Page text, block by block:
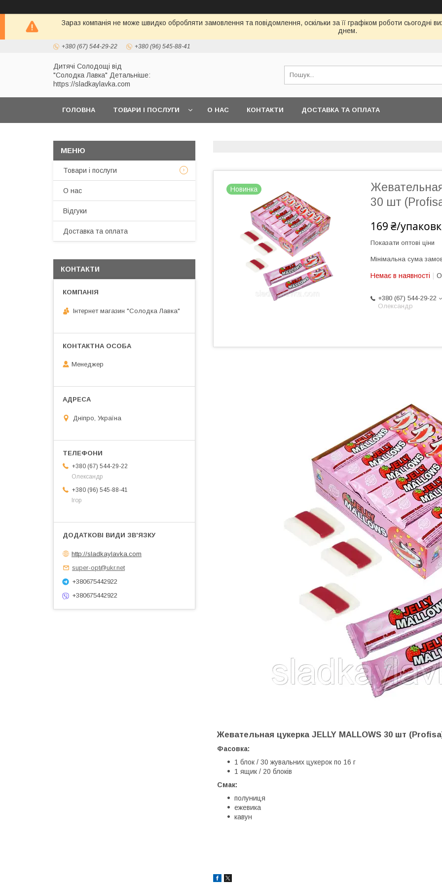
Зараз компанія не може швидко обробляти замовлення та повідомлення, оскільки за її графіком роботи
днем.
+380 (67) 544-29-22 +380 (96) 545-88-41
Дитячі Солодощі від
"Солодка Лавка" Детальніше:
https://sladkaylavka.com
ГОЛОВНА ТОВАРИ І ПОСЛУГИ О НАС КОНТАКТИ ДОСТАВКА ТА ОПЛАТА
Новинка
30 шт
169 ₴/
Показати оптові ціни
Мінімальна сума
Немає в наявності
+380 (67) 544-29-22
Олександр
Жевательная цукерка JELLY MALLOWS 30 шт
Фасовка:
1 блок / 30 жувальних цукерок по 16 г
1 ящик / 20 блоків
Смак:
полуниця
ежевика
кавун
Товари і послуги
О нас
Відгуки
Доставка та оплата
КОНТАКТИ
Інтернет магазин "Солодка Лавка"
Менеджер
Дніпро, Україна
+380 (67) 544-29-22
Олександр
+380 (96) 545-88-41
Ігор
http://sladkaylavka.com
super-opt@ukr.net
+380675442922
+380675442922